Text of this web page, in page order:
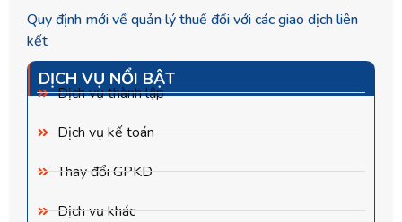
Quy định mới về quản lý thuế đối với các giao dịch liên
kết
DỊCH VỤ NỔI BẬT
Dịch vụ thành lập
Dịch vụ kế toán
Thay đổi GPKD
Dịch vụ khác